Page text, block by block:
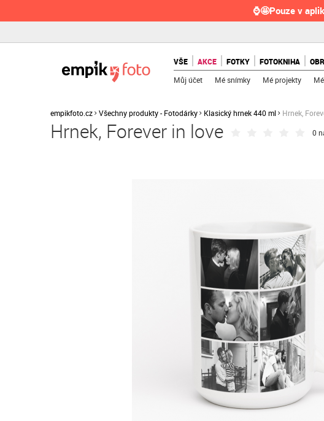
⌚🤩Pouze v
VŠE AKCE FOTKY FOTOKNIHA
Můj účet Mé snímky Mé projekty
empikfoto.cz Všechny produkty - Fotodárky Klasický hrnek 440 ml Hrnek,
Hrnek, Forever in love 0